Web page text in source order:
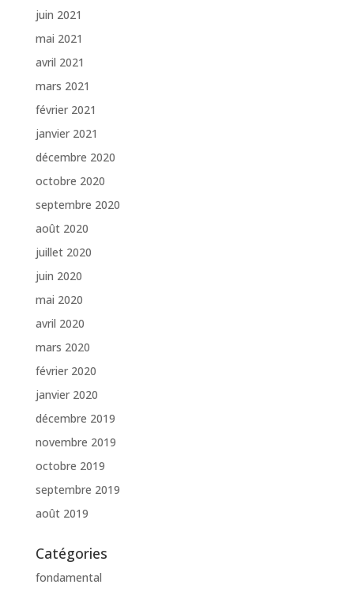
juin 2021
mai 2021
avril 2021
mars 2021
février 2021
janvier 2021
décembre 2020
octobre 2020
septembre 2020
août 2020
juillet 2020
juin 2020
mai 2020
avril 2020
mars 2020
février 2020
janvier 2020
décembre 2019
novembre 2019
octobre 2019
septembre 2019
août 2019
Catégories
fondamental